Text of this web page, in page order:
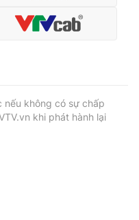
nếu không có sự chấp
khi phát hành lại